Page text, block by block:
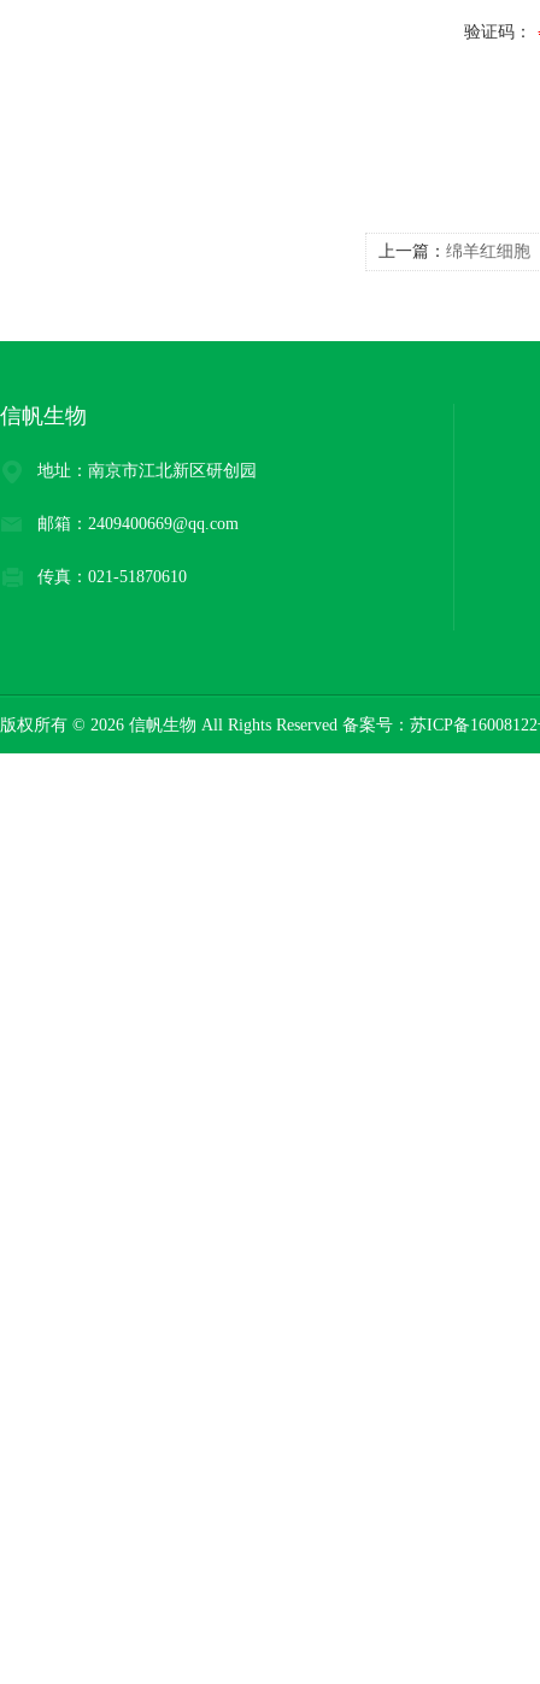
验证码：
上一篇： 绵羊红细胞
信帆生物
地址：南京市江北新区研创园
邮箱：2409400669@qq.com
传真：021-51870610
版权所有 © 2026 信帆生物 All Rights Reserved 备案号： 苏ICP备